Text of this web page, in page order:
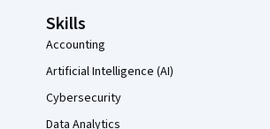
Skills
Accounting
Artificial Intelligence (AI)
Cybersecurity
Data Analytics